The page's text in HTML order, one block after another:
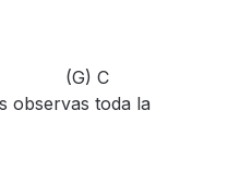
C
observas toda la